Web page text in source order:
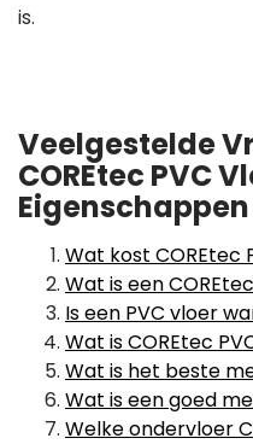
is.
Veelgestelde
COREtec PVC
Wat kost COREtec
Wat is een
Is een PVC vloer
Wat is COREtec
Wat is het beste
Wat is een goed
Welke ondervloer